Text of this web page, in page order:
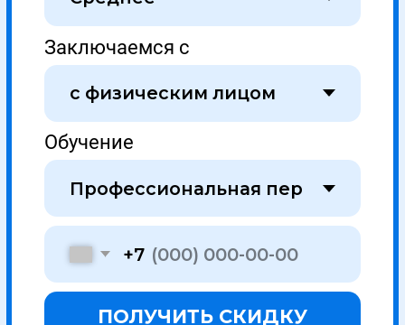
Договор
Составление и подписание договора об
оказании образовательных услуг
3
Обучение и аттестация
Получаете доступ к образовательному порталу
и обучаетесь онлайн в удобное время. На
связи ваш куратор.
Оставить заявку